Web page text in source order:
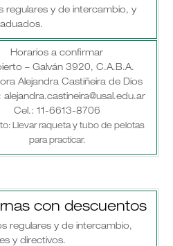
regulares y de intercambio, y
Horarios a confirmar
– Galván 3920, C.A.B.A.
Alejandra Castiñeira de Dios
Cel.: 11-6613-8706
Llevar raqueta y tubo de pelotas
para practicar.
con descuentos
regulares y de intercambio,
y directivos.